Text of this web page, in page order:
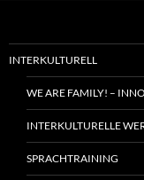
INTERKULTURELL
WE ARE FAMILY! –
INTERKULTURELLE
SPRACHTRAINING